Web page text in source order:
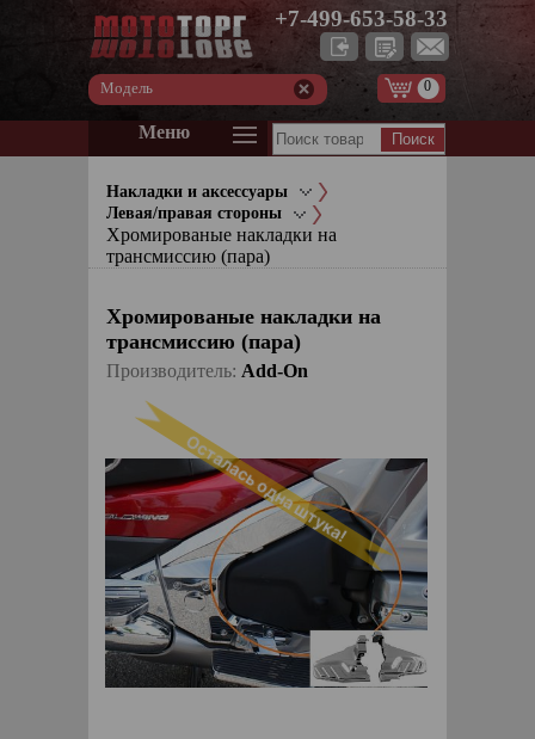
+7-499-653-58-33
Модель 0
Меню
Накладки и аксессуары
Левая/правая стороны
Хромированые накладки на
трансмиссию (пара)
Хромированые накладки на
трансмиссию (пара)
Производитель: Add-On
Осталась одна штука!